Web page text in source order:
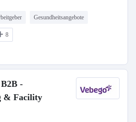
Gesundheitsangebote
8
-
& Facility